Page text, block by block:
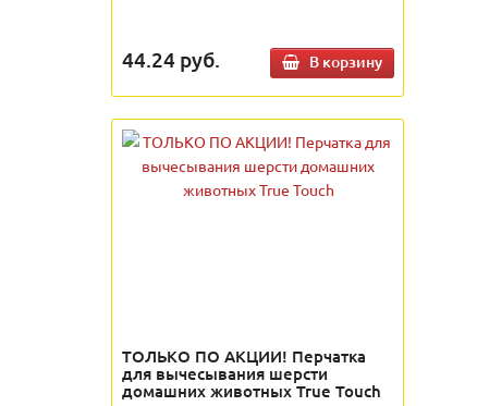
44.24 руб. В корзину
ТОЛЬКО ПО АКЦИИ! Перчатка
для вычесывания шерсти
домашних животных True Touch